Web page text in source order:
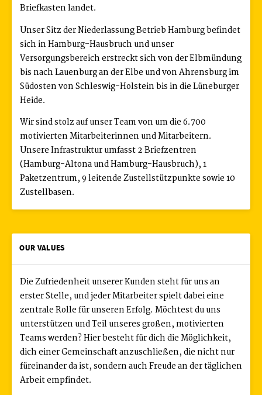
Briefkasten landet.
Unser Sitz der Niederlassung Betrieb Hamburg befindet
sich in Hamburg-Hausbruch und unser
Versorgungsbereich erstreckt sich von der Elbmündung
bis nach Lauenburg an der Elbe und von Ahrensburg im
Südosten von Schleswig-Holstein bis in die Lüneburger
Heide.
Wir sind stolz auf unser Team von um die 6.700
motivierten Mitarbeiterinnen und Mitarbeitern.
Unsere Infrastruktur umfasst 2 Briefzentren
(Hamburg-Altona und Hamburg-Hausbruch), 1
Paketzentrum, 9 leitende Zustellstützpunkte sowie 10
Zustellbasen.
OUR VALUES
Die Zufriedenheit unserer Kunden steht für uns an
erster Stelle, und jeder Mitarbeiter spielt dabei eine
zentrale Rolle für unseren Erfolg. Möchtest du uns
unterstützen und Teil unseres großen, motivierten
Teams werden? Hier besteht für dich die Möglichkeit,
dich einer Gemeinschaft anzuschließen, die nicht nur
füreinander da ist, sondern auch Freude an der täglichen
Arbeit empfindet.